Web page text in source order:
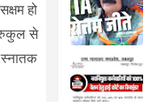
हो
से